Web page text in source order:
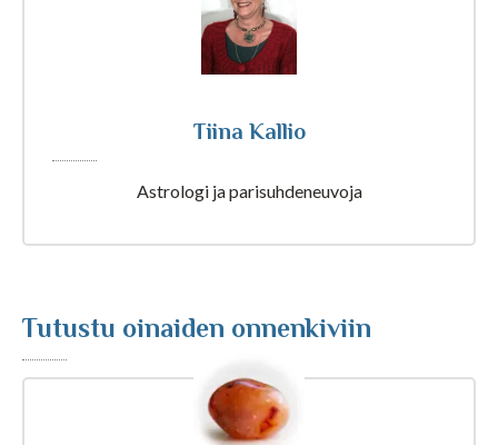
Kaikki Tajunnanvirta palvelut
Tajunnanvirta Numerologi
Tajunnanvirta Tarotpöytä
Tajunnanvirta Kädestäennustaja
Tiina Kallio
Astrologi ja parisuhdeneuvoja
Tutustu oinaiden onnenkiviin